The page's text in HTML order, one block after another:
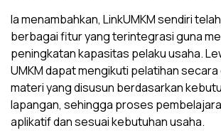
Ia menambahkan, LinkUMKM sendiri
berbagai fitur yang terintegrasi guna
peningkatan kapasitas pelaku usaha.
UMKM dapat mengikuti pelatihan
materi yang disusun berdasarkan
lapangan, sehingga proses
aplikatif dan sesuai kebutuhan usaha.